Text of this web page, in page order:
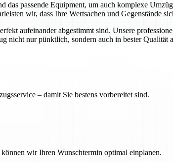
passende Equipment, um auch komplexe
wir, dass Ihre Wertsachen und Gegenstände
aufeinander abgestimmt sind. Unsere
nicht nur pünktlich, sondern auch in bester
– damit Sie bestens vorbereitet sind.
wir Ihren Wunschtermin optimal einplanen.